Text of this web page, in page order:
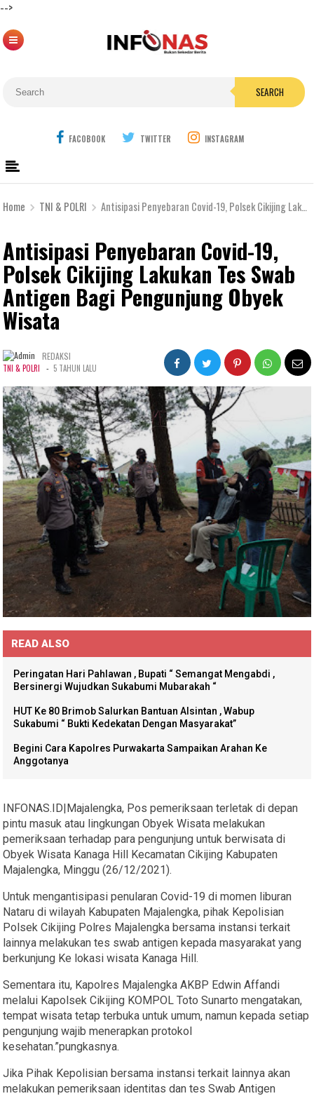
-->
SEARCH
FACOBOOK TWITTER INSTAGRAM
Home TNI & POLRI Antisipasi Penyebaran Covid-19, Polsek Cikijing Lakukan Tes Swab Antigen Bagi Pengunjung Obyek Wisata
Antisipasi Penyebaran Covid-19,
Polsek Cikijing Lakukan Tes Swab
Antigen Bagi Pengunjung Obyek
Wisata
REDAKSI
TNI & POLRI - 5 TAHUN LALU
READ ALSO
Peringatan Hari Pahlawan , Bupati “ Semangat Mengabdi ,
Bersinergi Wujudkan Sukabumi Mubarakah “
HUT Ke 80 Brimob Salurkan Bantuan Alsintan , Wabup
Sukabumi “ Bukti Kedekatan Dengan Masyarakat”
Begini Cara Kapolres Purwakarta Sampaikan Arahan Ke
Anggotanya
INFONAS.ID|Majalengka, Pos pemeriksaan terletak di depan
pintu masuk atau lingkungan Obyek Wisata melakukan
pemeriksaan terhadap para pengunjung untuk berwisata di
Obyek Wisata Kanaga Hill Kecamatan Cikijing Kabupaten
Majalengka, Minggu (26/12/2021).
Untuk mengantisipasi penularan Covid-19 di momen liburan
Nataru di wilayah Kabupaten Majalengka, pihak Kepolisian
Polsek Cikijing Polres Majalengka bersama instansi terkait
lainnya melakukan tes swab antigen kepada masyarakat yang
berkunjung Ke lokasi wisata Kanaga Hill.
Sementara itu, Kapolres Majalengka AKBP Edwin Affandi
melalui Kapolsek Cikijing KOMPOL Toto Sunarto mengatakan,
tempat wisata tetap terbuka untuk umum, namun kepada setiap
pengunjung wajib menerapkan protokol
kesehatan.”pungkasnya.
Jika Pihak Kepolisian bersama instansi terkait lainnya akan
melakukan pemeriksaan identitas dan tes Swab Antigen